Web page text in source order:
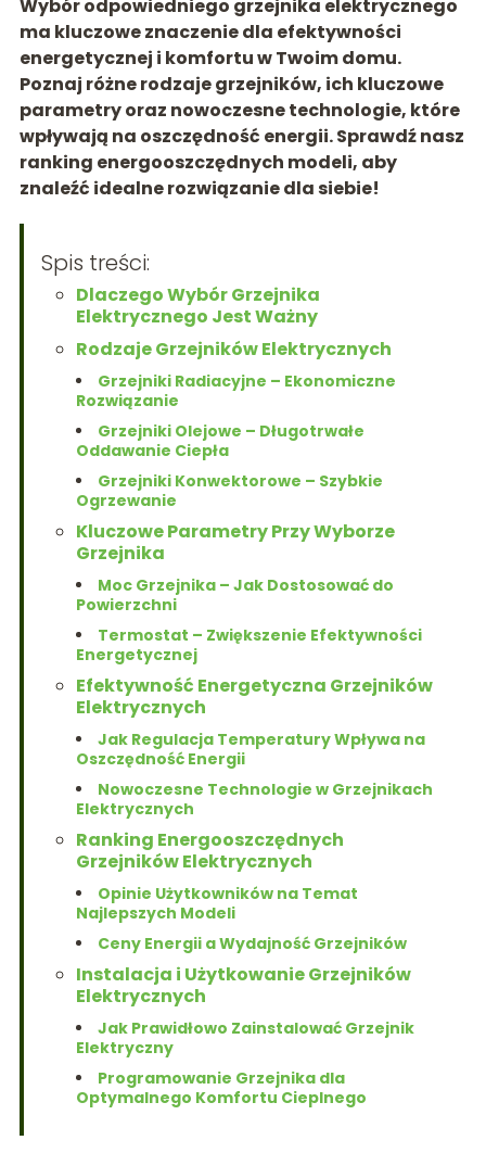
Wybór odpowiedniego grzejnika elektrycznego
ma kluczowe znaczenie dla efektywności
energetycznej i komfortu w Twoim domu.
Poznaj różne rodzaje grzejników, ich kluczowe
parametry oraz nowoczesne technologie, które
wpływają na oszczędność energii. Sprawdź nasz
ranking energooszczędnych modeli, aby
znaleźć idealne rozwiązanie dla siebie!
Spis treści:
Dlaczego Wybór Grzejnika
Elektrycznego Jest Ważny
Rodzaje Grzejników Elektrycznych
Grzejniki Radiacyjne – Ekonomiczne
Rozwiązanie
Grzejniki Olejowe – Długotrwałe
Oddawanie Ciepła
Grzejniki Konwektorowe – Szybkie
Ogrzewanie
Kluczowe Parametry Przy Wyborze
Grzejnika
Moc Grzejnika – Jak Dostosować do
Powierzchni
Termostat – Zwiększenie Efektywności
Energetycznej
Efektywność Energetyczna Grzejników
Elektrycznych
Jak Regulacja Temperatury Wpływa na
Oszczędność Energii
Nowoczesne Technologie w Grzejnikach
Elektrycznych
Ranking Energooszczędnych
Grzejników Elektrycznych
Opinie Użytkowników na Temat
Najlepszych Modeli
Ceny Energii a Wydajność Grzejników
Instalacja i Użytkowanie Grzejników
Elektrycznych
Jak Prawidłowo Zainstalować Grzejnik
Elektryczny
Programowanie Grzejnika dla
Optymalnego Komfortu Cieplnego